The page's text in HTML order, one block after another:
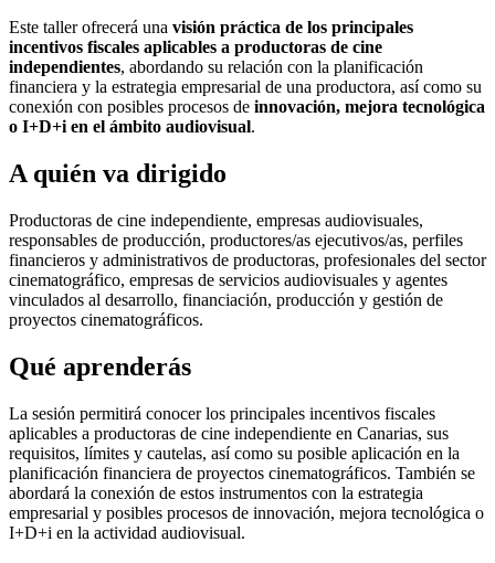
Este taller ofrecerá una visión práctica de los principales
incentivos fiscales aplicables a productoras de cine
independientes, abordando su relación con la planificación
financiera y la estrategia empresarial de una productora, así como su
conexión con posibles procesos de innovación, mejora tecnológica
o I+D+i en el ámbito audiovisual.
A quién va dirigido
Productoras de cine independiente, empresas audiovisuales,
responsables de producción, productores/as ejecutivos/as, perfiles
financieros y administrativos de productoras, profesionales del sector
cinematográfico, empresas de servicios audiovisuales y agentes
vinculados al desarrollo, financiación, producción y gestión de
proyectos cinematográficos.
Qué aprenderás
La sesión permitirá conocer los principales incentivos fiscales
aplicables a productoras de cine independiente en Canarias, sus
requisitos, límites y cautelas, así como su posible aplicación en la
planificación financiera de proyectos cinematográficos. También se
abordará la conexión de estos instrumentos con la estrategia
empresarial y posibles procesos de innovación, mejora tecnológica o
I+D+i en la actividad audiovisual.